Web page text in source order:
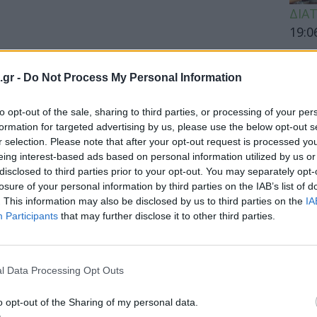
- Do Not Process My Personal Information
opt-out of the sale, sharing to third parties, or processing of your
for targeted advertising by us, please use the below opt-out
selection. Please note that after your opt-out request is processed
interest-based ads based on personal information utilized by us
to third parties prior to your opt-out. You may separately
of your personal information by third parties on the IAB’s list of
This information may also be disclosed by us to third parties on the
Participants that may further disclose it to other third parties.
Data Processing Opt Outs
opt-out of the Sharing of my personal data.
κίνδυνος για τη ασθενή στην
χημειοθεραπείας
που ήταν παρούσα και σταμάτησε
ανακοίνωσή της η διοίκηση του...